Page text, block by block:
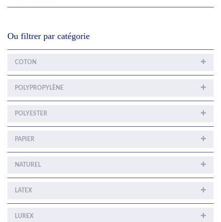
Ou filtrer par catégorie
COTON
POLYPROPYLÈNE
POLYESTER
PAPIER
NATUREL
LATEX
LUREX